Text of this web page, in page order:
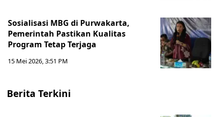
Sosialisasi MBG di Purwakarta,
Pemerintah Pastikan Kualitas
Program Tetap Terjaga
15 Mei 2026, 3:51 PM
Berita Terkini